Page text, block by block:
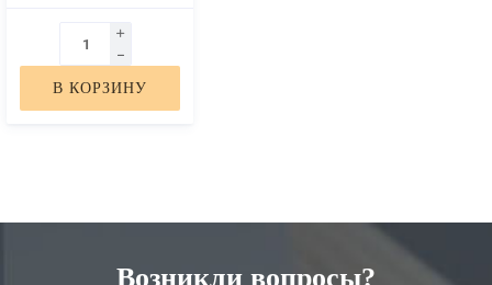
В КОРЗИНУ
Возникли вопросы?